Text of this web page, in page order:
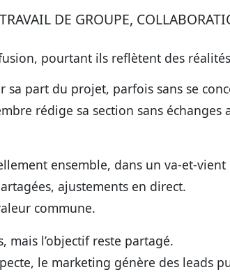
DE GROUPE,
pourtant ils reflètent des
sa part du projet, parfois sans se
rédige sa section sans échanges
ensemble, dans un va-et-vient
ajustements en direct.
commune.
mais l’objectif reste partagé.
le marketing génère des leads